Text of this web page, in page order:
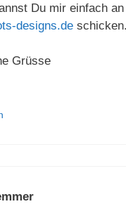
Du mir einfach an
designs.de
Grüsse